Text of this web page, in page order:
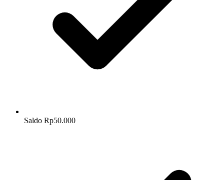
Saldo Rp50.000